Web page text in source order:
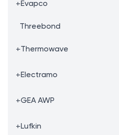
+Evapco
Threebond
+Thermowave
+Electramo
+GEA AWP
+Lufkin